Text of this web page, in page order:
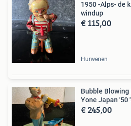
1950 -Alps- de
windup
€ 115,00
Hurwenen
Bubble
Yone Japan '50
€ 245,00